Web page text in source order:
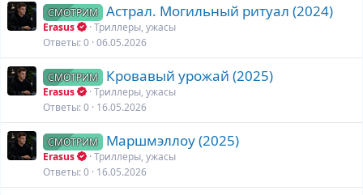
СМОТРИМ Астрал. Могильный ритуал (2024)
Erasus
Триллеры, ужасы
Ответы 0 06.05.2026
СМОТРИМ Кровавый урожай (2025)
Erasus
Триллеры, ужасы
Ответы 0 16.05.2026
СМОТРИМ Маршмэллоу (2025)
Erasus
Триллеры, ужасы
Ответы 0 16.05.2026